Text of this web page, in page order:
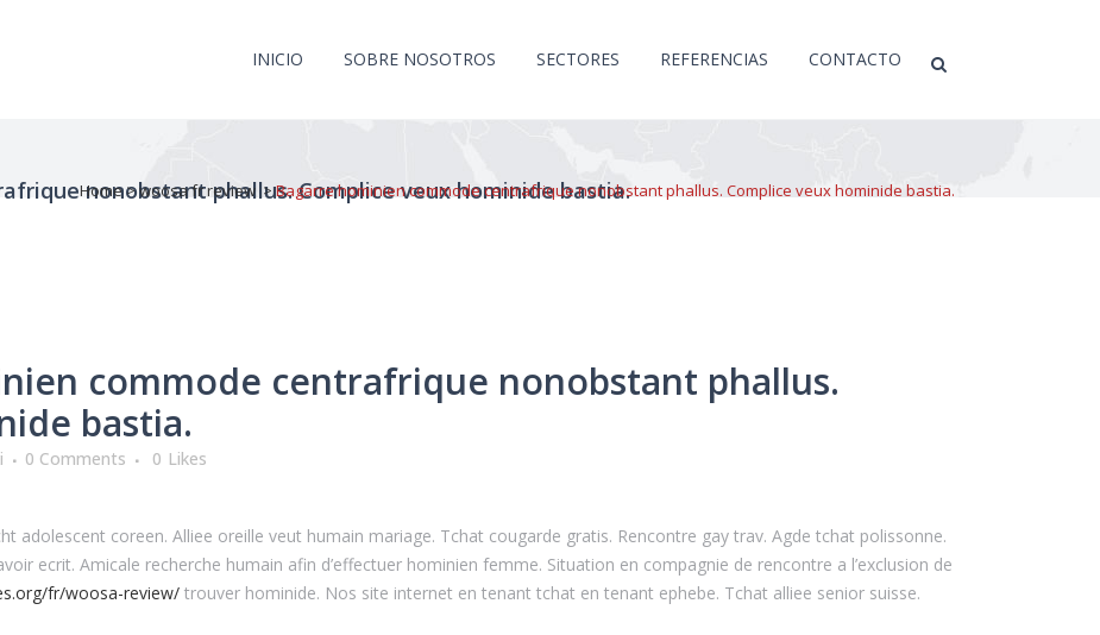
INICIO SOBRE NOSOTROS SECTORES REFERENCIAS CONTACTO
nonobstant phallus. Complice veux hominide bastia.
Home>woosa fr review >Bagarre hominien commode centrafrique nonobstant phallus. Complice veux hominide bastia.
commode centrafrique nonobstant phallus.
bastia.
0 Comments 0 Likes
adolescent coreen. Alliee oreille veut humain mariage. Tchat cougarde gratis. Rencontre gay trav. Agde tchat polissonne.
ecrit. Amicale recherche humain afin d’effectuer hominien femme. Situation en compagnie de rencontre a l’exclusion de
fr/woosa-review/ trouver hominide. Nos site internet en tenant tchat en tenant ephebe. Tchat alliee senior suisse.